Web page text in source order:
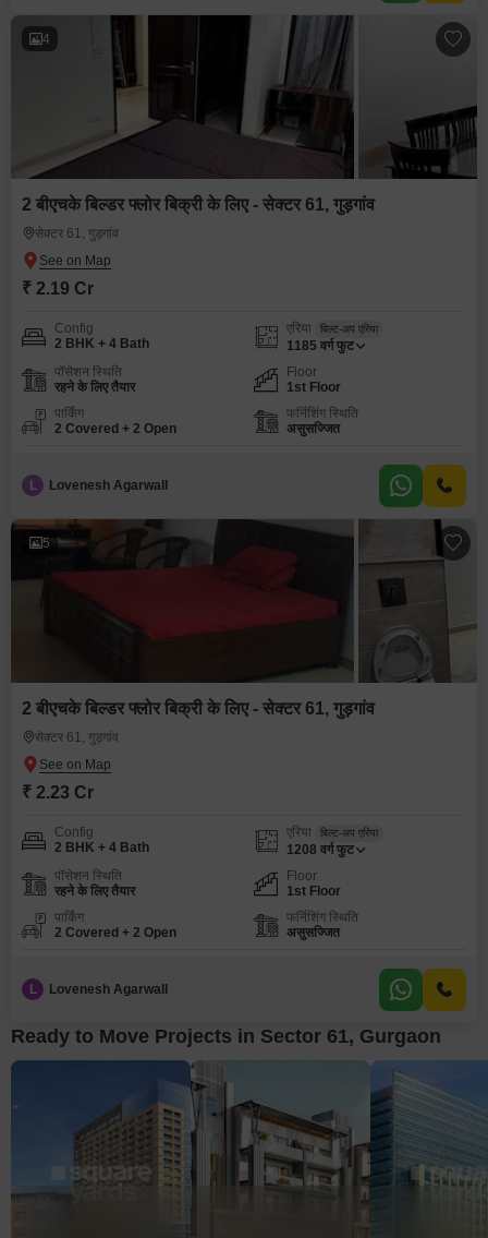
4
2 बीएचके बिल्डर फ्लोर बिक्री के लिए - सेक्टर 61, गुड़गांव
सेक्टर 61, गुड़गांव
₹ 2.19 Cr
Config
2 BHK + 4 Bath
एरिया बिल्ट-अप एरिया
1185 वर्ग फुट
पॉसेशन स्थिति
रहने के लिए तैयार
Floor
1st Floor
पार्किंग
2 Covered + 2 Open
फर्निशिंग स्थिति
असुसज्जित
L Lovenesh Agarwall
5
2 बीएचके बिल्डर फ्लोर बिक्री के लिए - सेक्टर 61, गुड़गांव
सेक्टर 61, गुड़गांव
₹ 2.23 Cr
Config
2 BHK + 4 Bath
एरिया बिल्ट-अप एरिया
1208 वर्ग फुट
पॉसेशन स्थिति
रहने के लिए तैयार
Floor
1st Floor
पार्किंग
2 Covered + 2 Open
फर्निशिंग स्थिति
असुसज्जित
L Lovenesh Agarwall
Ready to Move Projects in Sector 61, Gurgaon